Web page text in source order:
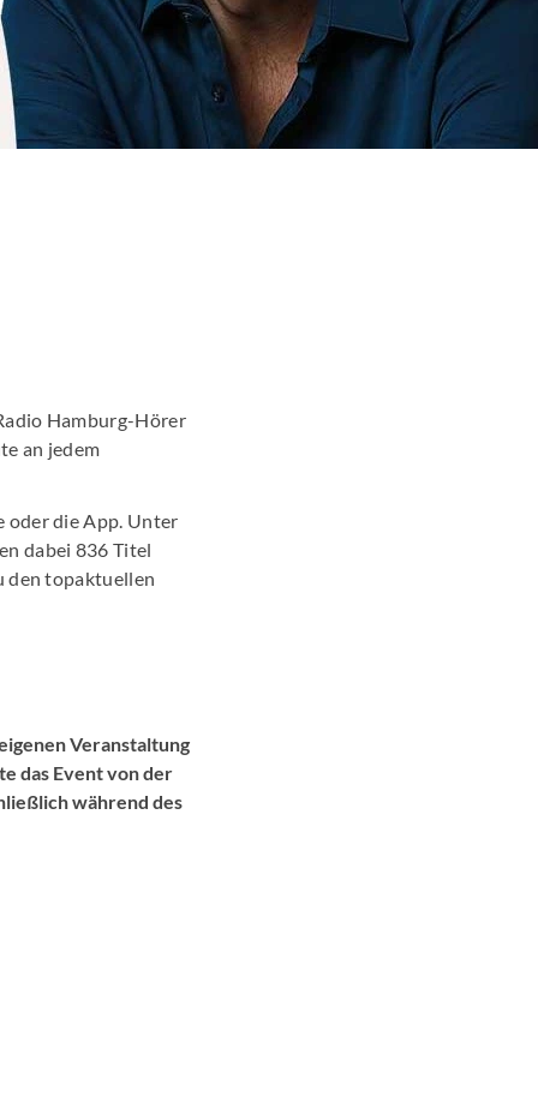
Hamburg-Hörer
an jedem
oder die App. Unter
dabei 836 Titel
den topaktuellen
Veranstaltung
das Event von der
während des